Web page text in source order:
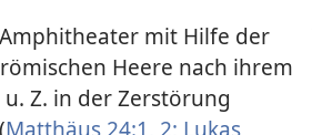
mit Hilfe der
Heere nach ihrem
Z. in der Zerstörung